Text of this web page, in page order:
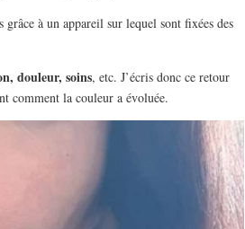
à un appareil sur lequel sont fixées des
douleur, soins, etc. J’écris donc ce retour
comment la couleur a évoluée.